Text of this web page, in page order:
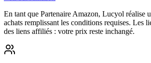
En tant que Partenaire Amazon, Lucyol réalise
achats remplissant les conditions requises. Les
des liens affiliés : votre prix reste inchangé.